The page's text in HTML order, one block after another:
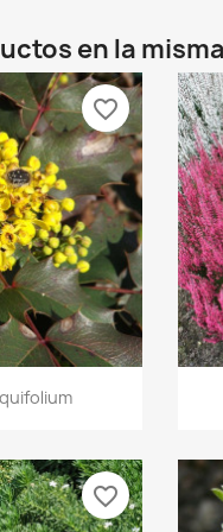
en la
rápida
favorite_border
favorite_border